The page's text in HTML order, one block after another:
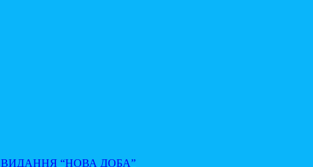
“НОВА ДОБА”